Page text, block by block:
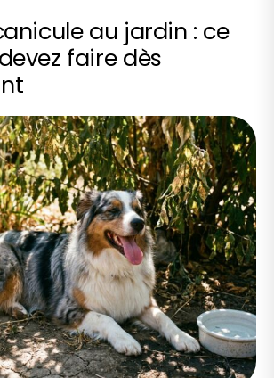
au jardin : ce
faire dès